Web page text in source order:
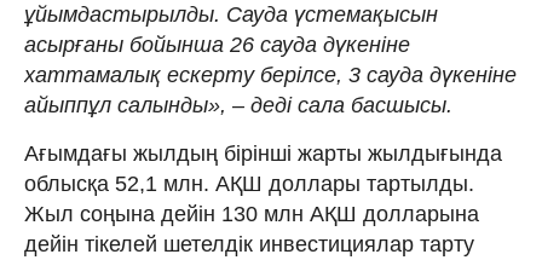
ұйымдастырылды. Сауда үстемақысын
асырғаны бойынша 26 сауда дүкеніне
хаттамалық ескерту берілсе, 3 сауда дүкеніне
айыппұл салынды», – деді сала басшысы.
Ағымдағы жылдың бірінші жарты жылдығында
облысқа 52,1 млн. АҚШ доллары тартылды.
Жыл соңына дейін 130 млн АҚШ долларына
дейін тікелей шетелдік инвестициялар тарту